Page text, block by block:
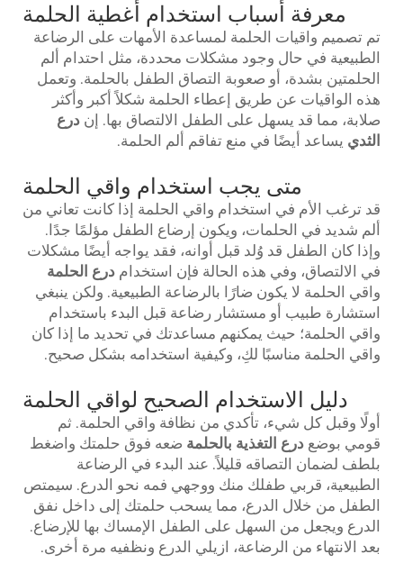
معرفة أسباب استخدام أغطية الحلمة
تم تصميم واقيات الحلمة لمساعدة الأمهات على الرضاعة
الطبيعية في حال وجود مشكلات محددة، مثل احتدام ألم
الحلمتين بشدة، أو صعوبة التصاق الطفل بالحلمة. وتعمل
هذه الواقيات عن طريق إعطاء الحلمة شكلاً أكبر وأكثر
صلابة، مما قد يسهل على الطفل الالتصاق بها. إن درع
الثدي يساعد أيضًا في منع تفاقم ألم الحلمة.
متى يجب استخدام واقي الحلمة
قد ترغب الأم في استخدام واقي الحلمة إذا كانت تعاني من
ألم شديد في الحلمات، ويكون إرضاع الطفل مؤلمًا جدًا.
وإذا كان الطفل قد وُلد قبل أوانه، فقد يواجه أيضًا مشكلات
في الالتصاق، وفي هذه الحالة فإن استخدام درع الحلمة
واقي الحلمة لا يكون ضارًا بالرضاعة الطبيعية. ولكن ينبغي
استشارة طبيب أو مستشار رضاعة قبل البدء باستخدام
واقي الحلمة؛ حيث يمكنهم مساعدتك في تحديد ما إذا كان
واقي الحلمة مناسبًا لكِ، وكيفية استخدامه بشكل صحيح.
دليل الاستخدام الصحيح لواقي الحلمة
أولًا وقبل كل شيء، تأكدي من نظافة واقي الحلمة. ثم
قومي بوضع درع التغذية بالحلمة ضعه فوق حلمتك واضغط
بلطف لضمان التصاقه قليلاً. عند البدء في الرضاعة
الطبيعية، قربي طفلك منك ووجهي فمه نحو الدرع. سيمتص
الطفل من خلال الدرع، مما يسحب حلمتك إلى داخل نفق
الدرع ويجعل من السهل على الطفل الإمساك بها للإرضاع.
بعد الانتهاء من الرضاعة، ازيلي الدرع ونظفيه مرة أخرى.